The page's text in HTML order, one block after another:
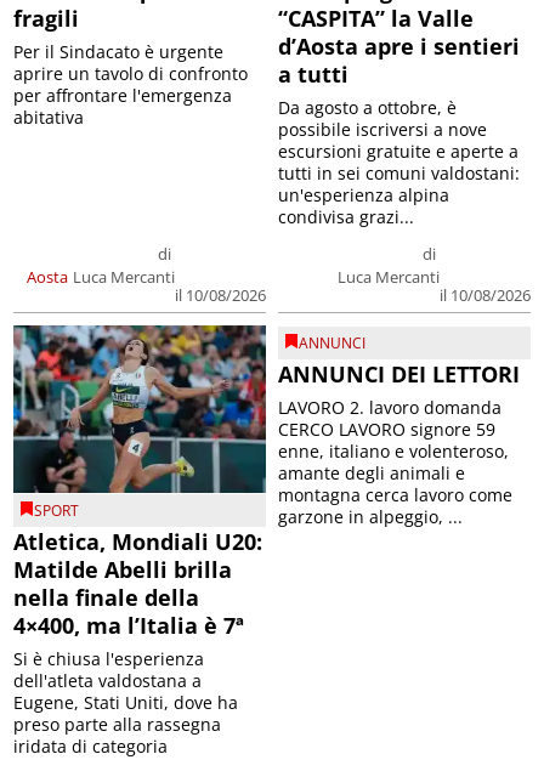
fragili
Aosta
di
Luca Mercanti
il 10/08/2026
Per il Sindacato è urgente
aprire un tavolo di confronto
per affrontare l'emergenza
abitativa
“CASPITA” la Valle
d’Aosta apre i sentieri
a tutti
di
Luca Mercanti
il 10/08/2026
Da agosto a ottobre, è
possibile iscriversi a nove
escursioni gratuite e aperte a
tutti in sei comuni valdostani:
un'esperienza alpina
condivisa grazi...
SPORT
Atletica, Mondiali U20:
Matilde Abelli brilla
nella finale della
4×400, ma l’Italia è 7ª
Si è chiusa l'esperienza
dell'atleta valdostana a
Eugene, Stati Uniti, dove ha
preso parte alla rassegna
iridata di categoria
ANNUNCI
ANNUNCI DEI LETTORI
LAVORO 2. lavoro domanda
CERCO LAVORO signore 59
enne, italiano e volenteroso,
amante degli animali e
montagna cerca lavoro come
garzone in alpeggio, ...